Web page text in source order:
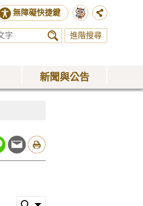
無障礙快捷鍵
進階搜尋
新聞與公告